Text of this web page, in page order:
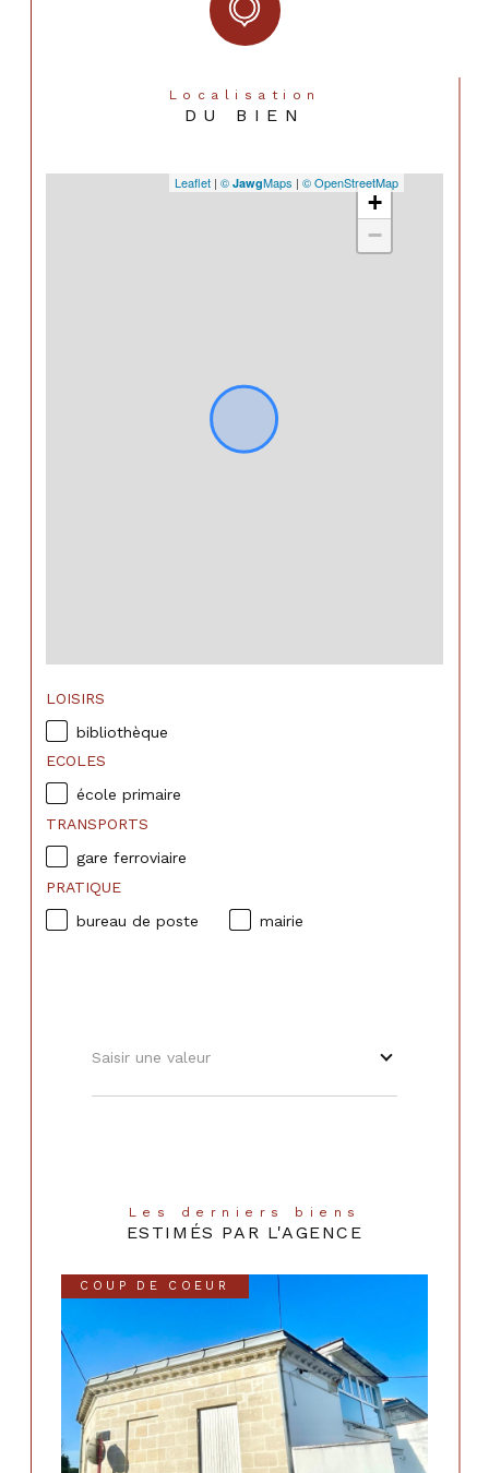
Localisation
DU BIEN
+
−
Leaflet | © JawgMaps | © OpenStreetMap
LOISIRS
bibliothèque
ECOLES
école primaire
TRANSPORTS
gare ferroviaire
PRATIQUE
bureau de poste
mairie
Saisir une valeur
Les derniers biens
ESTIMÉS PAR L'AGENCE
COUP DE COEUR